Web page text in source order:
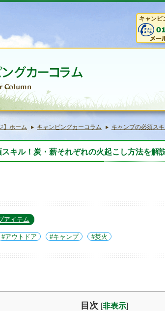
キャンピ
】ホーム キャンピングカーコラム キャンプの必須ス
キル！炭・薪それぞれの火起こし方法を解
アイテム
アウトドア キャンプ 焚火
目次 [非表示]